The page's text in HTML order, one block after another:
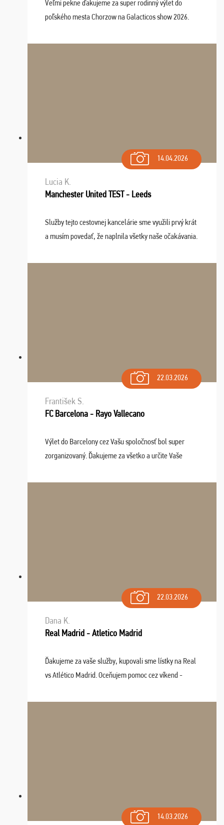
Veľmi pekne ďakujeme za super rodinný výlet do
poľského mesta Chorzow na Galacticos show 2026.
Navštívili sme aj zábavný park Legendia, previe ...
14.04.2026
Lucia K.
Manchester United TEST - Leeds
Služby tejto cestovnej kancelárie sme využili prvý krát
a musím povedať, že naplnila všetky naše očakávania.
dispozícii nonstop (milí, profesionálni ...
22.03.2026
František S.
FC Barcelona - Rayo Vallecano
Výlet do Barcelony cez Vašu spoločnosť bol super
zorganizovaný. Ďakujeme za všetko a určite Vaše
22.03.2026
Dana K.
Real Madrid - Atletico Madrid
Ďakujeme za vaše služby, kupovali sme lístky na Real
vs Atlético Madrid. Oceňujem pomoc cez víkend -
spokojnosti. Sedenie bolo dobré, štadión Barnabéu ...
14.03.2026